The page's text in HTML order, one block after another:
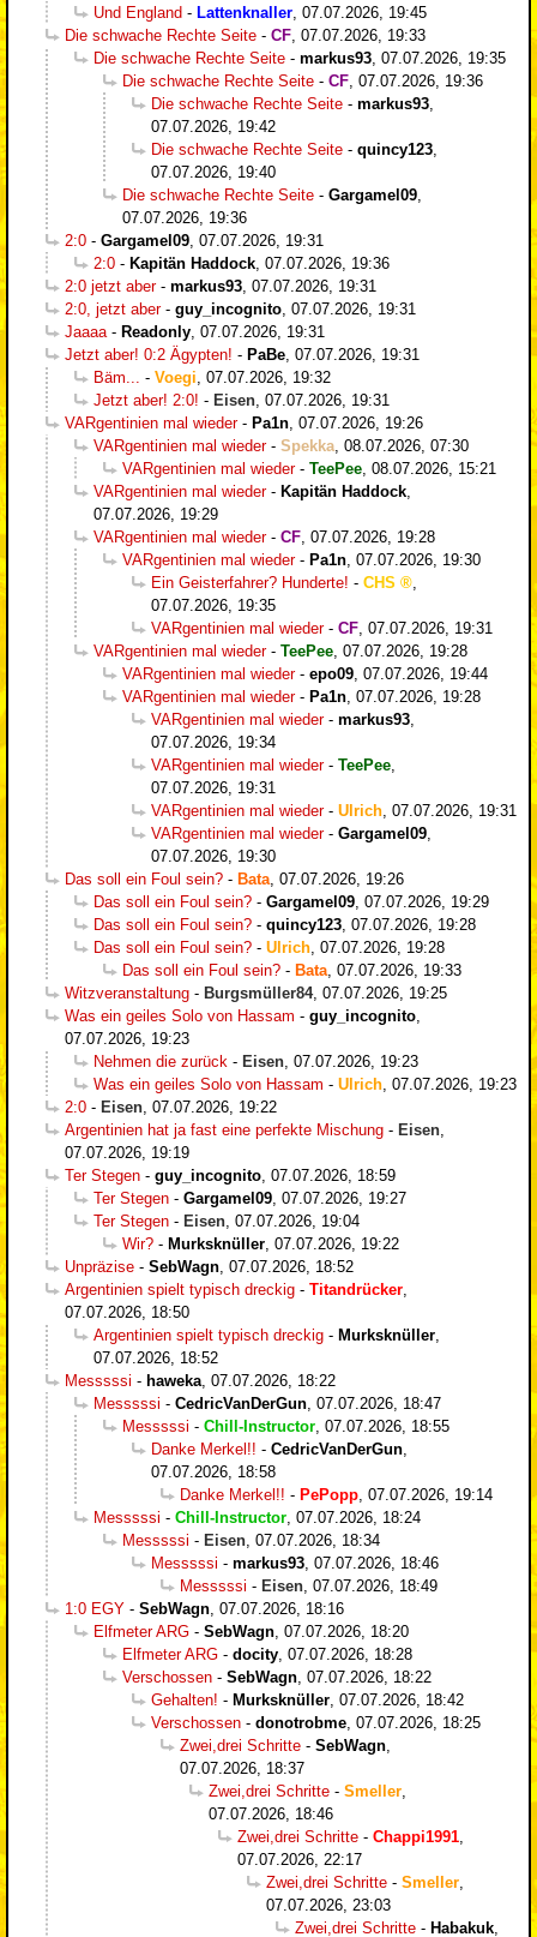
Und England - Lattenknaller 07.07.2026, 19:45
Die schwache Rechte Seite - CF 07.07.2026, 19:33
Die schwache Rechte Seite - markus93 07.07.2026, 19:35
Die schwache Rechte Seite - CF 07.07.2026, 19:36
Die schwache Rechte Seite - markus93
07.07.2026, 19:42
Die schwache Rechte Seite - quincy123
07.07.2026, 19:40
Die schwache Rechte Seite - Gargamel09
07.07.2026, 19:36
2:0 - Gargamel09 07.07.2026, 19:31
2:0 - Kapitän Haddock 07.07.2026, 19:36
2:0 jetzt aber- markus93 07.07.2026, 19:31
2:0, jetzt aber- guy_incognito 07.07.2026, 19:31
Jaaaa - Readonly 07.07.2026, 19:31
Jetzt aber! 0:2 Ägypten! - PaBe 07.07.2026, 19:31
Bäm...
- Voegi 07.07.2026, 19:32
Jetzt aber! 2:0! - Eisen 07.07.2026, 19:31
VARgentinien mal wieder- Pa1n 07.07.2026, 19:26
VARgentinien mal wieder- Spekka 08.07.2026, 07:30
VARgentinien mal wieder- TeePee 08.07.2026, 15:21
VARgentinien mal wieder- Kapitän Haddock
07.07.2026, 19:29
VARgentinien mal wieder- CF 07.07.2026, 19:28
VARgentinien mal wieder- Pa1n 07.07.2026, 19:30
Ein Geisterfahrer? Hunderte! - CHS
07.07.2026, 19:35
VARgentinien mal wieder- CF 07.07.2026, 19:31
VARgentinien mal wieder- TeePee 07.07.2026, 19:28
VARgentinien mal wieder- epo09 07.07.2026, 19:44
VARgentinien mal wieder- Pa1n 07.07.2026, 19:28
VARgentinien mal wieder- markus93
07.07.2026, 19:34
VARgentinien mal wieder- TeePee
07.07.2026, 19:31
VARgentinien mal wieder- Ulrich 07.07.2026, 19:31
VARgentinien mal wieder- Gargamel09
07.07.2026, 19:30
Das soll ein Foul sein? - Bata 07.07.2026, 19:26
Das soll ein Foul sein? - Gargamel09 07.07.2026, 19:29
Das soll ein Foul sein? - quincy123 07.07.2026, 19:28
Das soll ein Foul sein? - Ulrich 07.07.2026, 19:28
Das soll ein Foul sein? - Bata 07.07.2026, 19:33
Witzveranstaltung - Burgsmüller84, 07.07.2026, 19:25
Was ein geiles Solo von Hassam - guy_incognito
07.07.2026, 19:23
Nehmen die zurück - Eisen 07.07.2026, 19:23
Was ein geiles Solo von Hassam - Ulrich 07.07.2026, 19:23
2:0 - Eisen 07.07.2026, 19:22
Argentinien hat ja fast eine perfekte Mischung - Eisen
07.07.2026, 19:19
Ter Stegen - guy_incognito 07.07.2026, 18:59
Ter Stegen - Gargamel09 07.07.2026, 19:27
Ter Stegen - Eisen 07.07.2026, 19:04
Wir? - Murksknüller 07.07.2026, 19:22
Unpräzise - SebWagn 07.07.2026, 18:52
Argentinien spielt typisch dreckig - Titandrücker
07.07.2026, 18:50
Argentinien spielt typisch dreckig - Murksknüller
07.07.2026, 18:52
Messsssi - haweka 07.07.2026, 18:22
Messsssi - CedricVanDerGun 07.07.2026, 18:47
Messsssi - Chill-Instructor 07.07.2026, 18:55
Danke Merkel!! - CedricVanDerGun
07.07.2026, 18:58
Danke Merkel!! - PePopp 07.07.2026, 19:14
Messsssi - Chill-Instructor 07.07.2026, 18:24
Messsssi - Eisen 07.07.2026, 18:34
Messsssi - markus93 07.07.2026, 18:46
Messsssi - Eisen 07.07.2026, 18:49
1:0 EGY - SebWagn 07.07.2026, 18:16
Elfmeter ARG - SebWagn 07.07.2026, 18:20
Elfmeter ARG - docity 07.07.2026, 18:28
Verschossen - SebWagn 07.07.2026, 18:22
Gehalten! - Murksknüller 07.07.2026, 18:42
Verschossen - donotrobme 07.07.2026, 18:25
Zwei,drei Schritte - SebWagn
07.07.2026, 18:37
Zwei,drei Schritte - Smeller
07.07.2026, 18:46
Zwei,drei Schritte - Chappi1991
07.07.2026, 22:17
Zwei,drei Schritte - Smeller
07.07.2026, 23:03
Zwei,drei Schritte - Habakuk